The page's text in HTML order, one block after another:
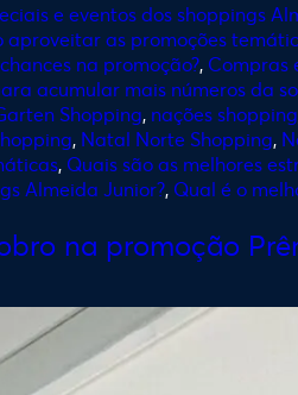
e eventos dos shoppings
aproveitar as promoções
na promoção?, Compras
acumular mais números da
Shopping, nações shopping
, Natal Norte Shopping,
, Quais são as melhores
Almeida Junior?, Qual é o
na promoção